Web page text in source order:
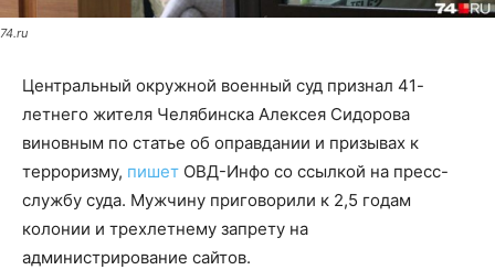
74.ru
Центральный окружной военный суд признал 41-
летнего жителя Челябинска Алексея Сидорова
виновным по статье об оправдании и призывах к
терроризму, пишет ОВД-Инфо со ссылкой на пресс-
службу суда. Мужчину приговорили к 2,5 годам
колонии и трехлетнему запрету на
администрирование сайтов.